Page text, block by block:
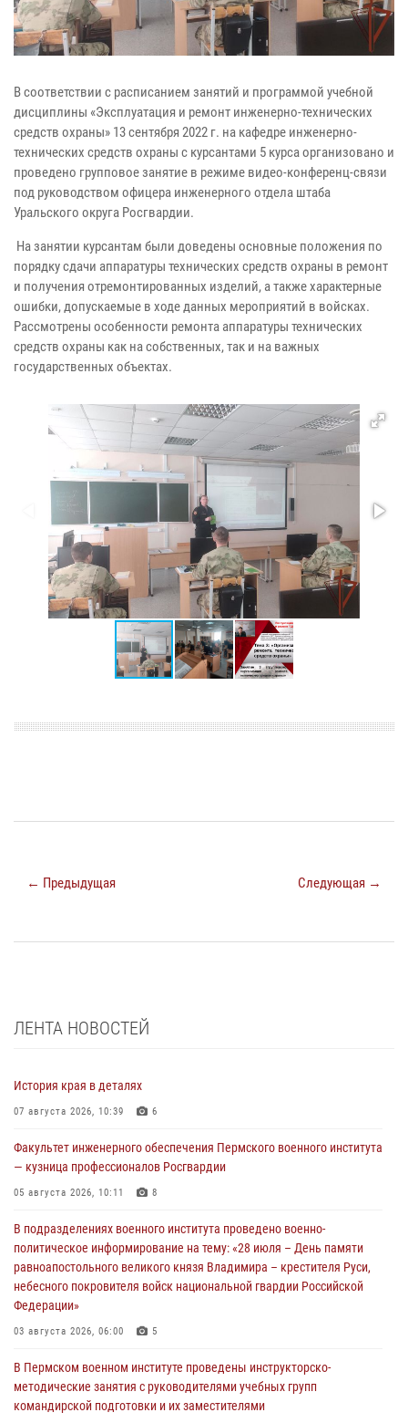
В соответствии с расписанием занятий и программой учебной
дисциплины «Эксплуатация и ремонт инженерно-технических
средств охраны» 13 сентября 2022 г. на кафедре инженерно-
технических средств охраны с курсантами 5 курса организовано и
проведено групповое занятие в режиме видео-конференц-связи
под руководством офицера инженерного отдела штаба
Уральского округа Росгвардии.
На занятии курсантам были доведены основные положения по
порядку сдачи аппаратуры технических средств охраны в ремонт
и получения отремонтированных изделий, а также характерные
ошибки, допускаемые в ходе данных мероприятий в войсках.
Рассмотрены особенности ремонта аппаратуры технических
средств охраны как на собственных, так и на важных
государственных объектах.
← Предыдущая Следующая →
ЛЕНТА НОВОСТЕЙ
История края в деталях
07 августа 2026, 10:39 6
Факультет инженерного обеспечения Пермского военного института
— кузница профессионалов Росгвардии
05 августа 2026, 10:11 8
В подразделениях военного института проведено военно-
политическое информирование на тему: «28 июля – День памяти
равноапостольного великого князя Владимира – крестителя Руси,
небесного покровителя войск национальной гвардии Российской
Федерации»
03 августа 2026, 06:00 5
В Пермском военном институте проведены инструкторско-
методические занятия с руководителями учебных групп
командирской подготовки и их заместителями